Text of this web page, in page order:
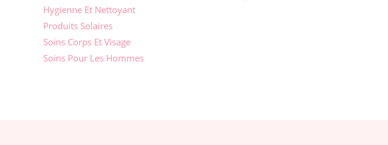
Hygienne Et Nettoyant
Produits Solaires
Soins Corps Et Visage
Soins Pour Les Hommes